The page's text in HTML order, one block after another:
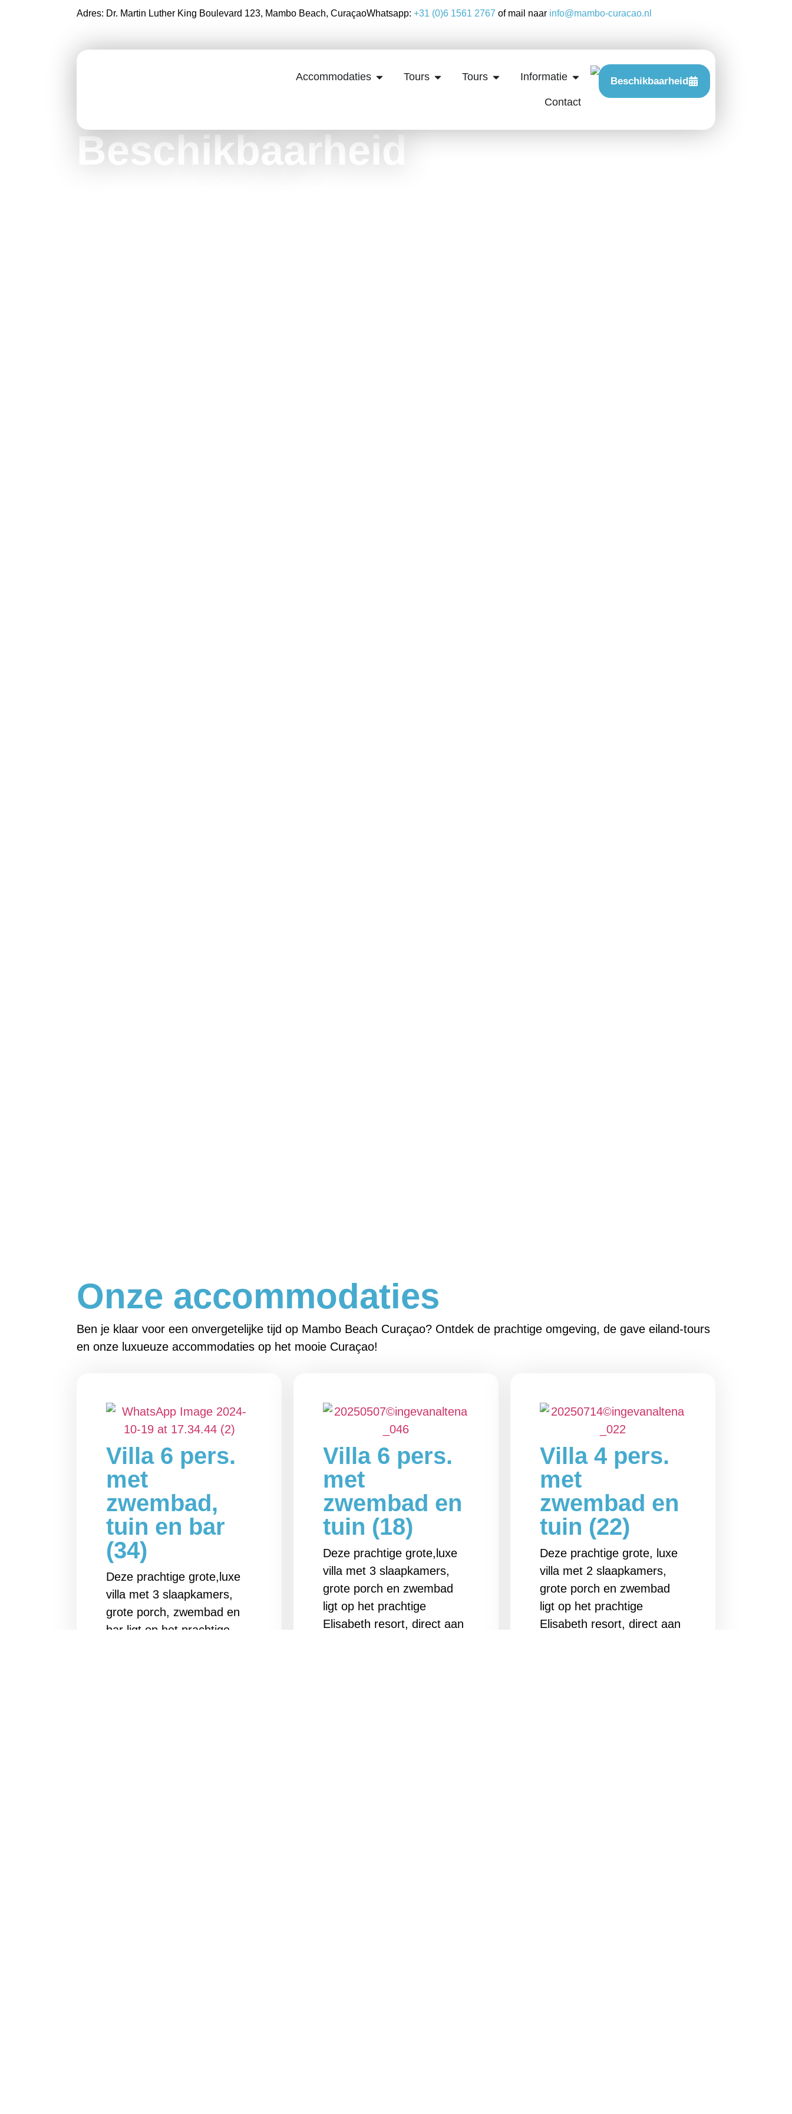
Adres: Dr. Martin Luther King Boulevard 123, Mambo Beach, CuraçaoWhatsapp: +31 (0)6 1561 2767 of mail naar info@mambo-curacao.nl
Accommodaties Tours Tours Informatie
Contact
Beschikbaarheid
Beschikbaarheid
Onze accommodaties
Ben je klaar voor een onvergetelijke tijd op Mambo Beach Curaçao? Ontdek de prachtige omgeving, de gave eiland-tours
en onze luxueuze accommodaties op het mooie Curaçao!
Villa 6 pers.
met
zwembad,
tuin en bar
(34)
Deze prachtige grote,luxe
villa met 3 slaapkamers,
grote porch, zwembad en
bar ligt op het prachtige
Villa 6 pers.
met
zwembad en
tuin (18)
Deze prachtige grote,luxe
villa met 3 slaapkamers,
grote porch en zwembad
ligt op het prachtige
Elisabeth resort, direct aan
Villa 4 pers.
met
zwembad en
tuin (22)
Deze prachtige grote, luxe
villa met 2 slaapkamers,
grote porch en zwembad
ligt op het prachtige
Elisabeth resort, direct aan